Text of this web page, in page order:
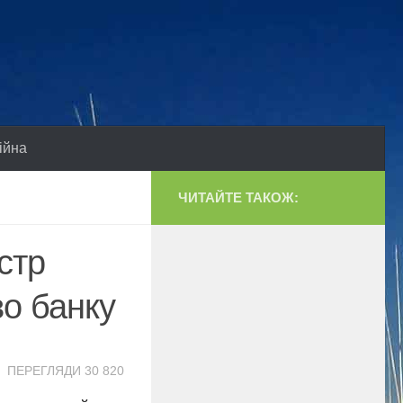
банку
ПЕРЕГЛЯДИ 30 820
ЧИТАЙТЕ ТАКОЖ: